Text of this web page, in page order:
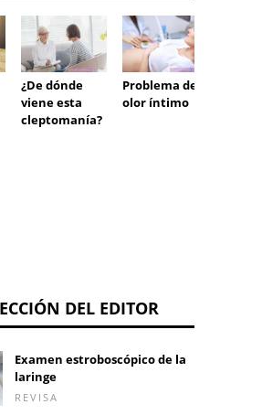
¿De dónde
viene esta
cleptomanía?
Problema de
olor íntimo
DEL EDITOR
Examen estroboscópico de la
laringe
REVISA